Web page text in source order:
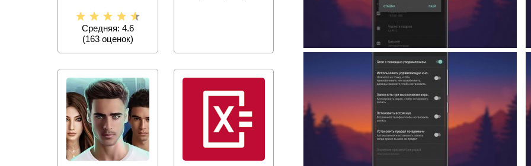
спам – номеров,
Средняя: 4.6
(163оценок)